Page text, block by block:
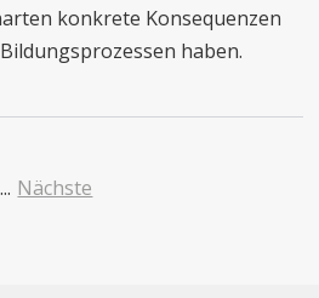
konkrete Konsequenzen
haben.
... Nächste